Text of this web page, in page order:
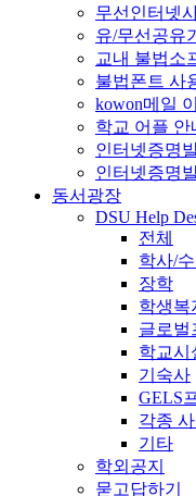
무선인터넷
유/무선공유
교내 불법소
불법폰트 사
kowon메일
학교 어플 안
인터넷증명
인터넷증명
동서광장
DSU Help
전체
학사/
장학
학생복
글로벌
학교시
기숙사
GELS
각종
기타
학외공지
묻고답하기